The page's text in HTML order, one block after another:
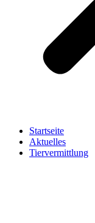
Startseite
Aktuelles
Tiervermittlung